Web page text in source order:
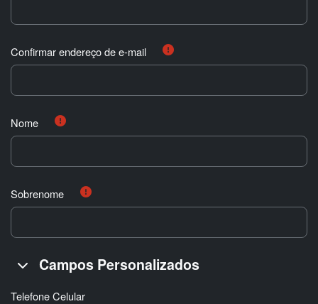
Confirmar endereço de e-mail
Nome
Sobrenome
Campos Personalizados
Campos Personalizados
Campos Personalizados
Telefone Celular